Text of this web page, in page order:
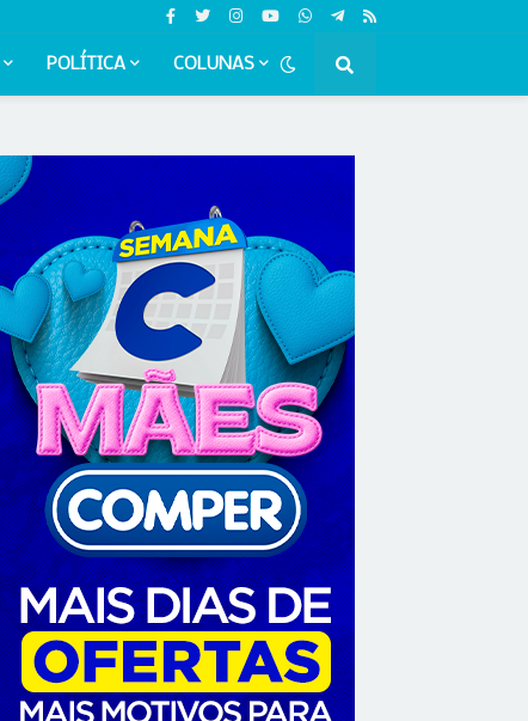
POLÍTICA COLUNAS